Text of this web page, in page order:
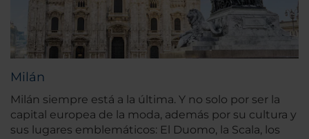
Milán
Milán siempre está a la última. Y no solo por ser la
capital europea de la moda, además por su cultura y
sus lugares emblemáticos: El Duomo, la Scala, los